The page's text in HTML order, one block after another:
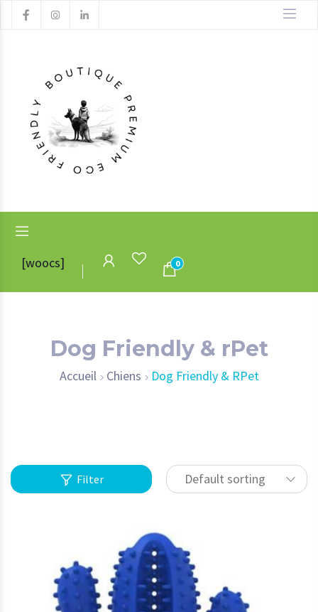
[woocs] 0
Dog Friendly & rPet
Accueil Chiens Dog Friendly & RPet
Filter Default sorting